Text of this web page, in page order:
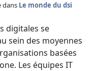
dans Le monde du dsi
digitales se
sein des moyennes
basées
Les équipes IT